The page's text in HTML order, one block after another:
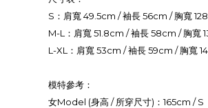
S：肩寬 49.5cm / 袖長 56cm / 胸寬
M-L：肩寬 51.8cm / 袖長 58cm / 胸寬
L-XL：肩寬 53cm / 袖長 59cm / 胸寬
模特參考：
女Model (身高 / 所穿尺寸)：165cm / S